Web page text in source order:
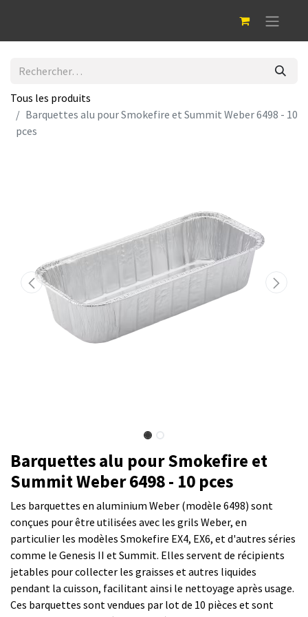
Tous les produits
Barquettes alu pour Smokefire et Summit Weber 6498 - 10
pces
Barquettes alu pour Smokefire et
Summit Weber 6498 - 10 pces
Les barquettes en aluminium Weber (modèle 6498) sont
conçues pour être utilisées avec les grils Weber, en
particulier les modèles Smokefire EX4, EX6, et d'autres séries
comme le Genesis II et Summit. Elles servent de récipients
jetables pour collecter les graisses et autres liquides
pendant la cuisson, facilitant ainsi le nettoyage après usage.
Ces barquettes sont vendues par lot de 10 pièces et sont